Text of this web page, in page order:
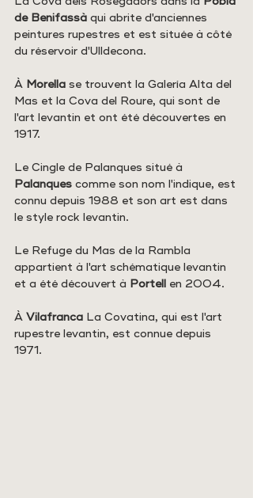
de Benifassà qui abrite d'anciennes
peintures rupestres et est située à côté
du réservoir d'Ulldecona.
À Morella se trouvent la Galería Alta del
Mas et la Cova del Roure, qui sont de
l'art levantin et ont été découvertes en
1917.
Le Cingle de Palanques situé à
Palanques comme son nom l'indique, est
connu depuis 1988 et son art est dans
le style rock levantin.
Le Refuge du Mas de la Rambla
appartient à l'art schématique levantin
et a été découvert à Portell en 2004.
À Vilafranca La Covatina, qui est l'art
rupestre levantin, est connue depuis
1971.